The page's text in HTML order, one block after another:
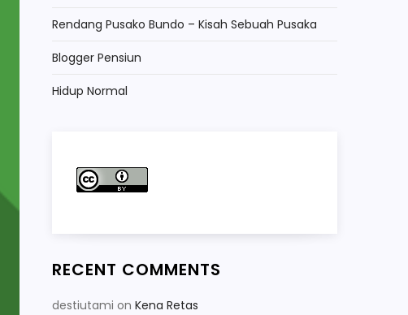
Rendang Pusako Bundo – Kisah Sebuah Pusaka
Blogger Pensiun
Hidup Normal
RECENT COMMENTS
destiutami on Kena Retas